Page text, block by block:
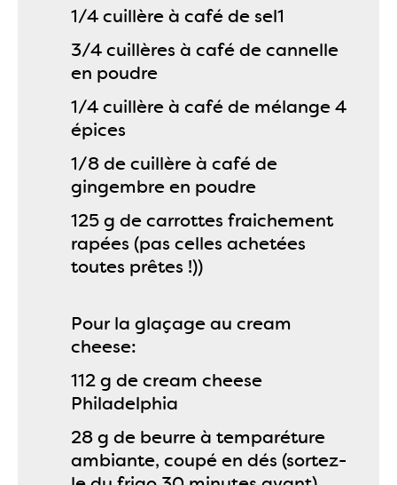
1/4 cuillère à café de sel1
3/4 cuillères à café de cannelle
en poudre
1/4 cuillère à café de mélange 4
épices
1/8 de cuillère à café de
gingembre en poudre
125 g de carrottes fraichement
rapées (pas celles achetées
toutes prêtes !))
Pour la glaçage au cream
cheese:
112 g de cream cheese
Philadelphia
28 g de beurre à temparéture
ambiante, coupé en dés (sortez-